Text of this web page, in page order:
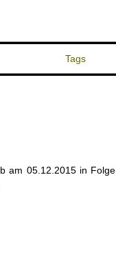
Tags
am 05.12.2015 in Folge